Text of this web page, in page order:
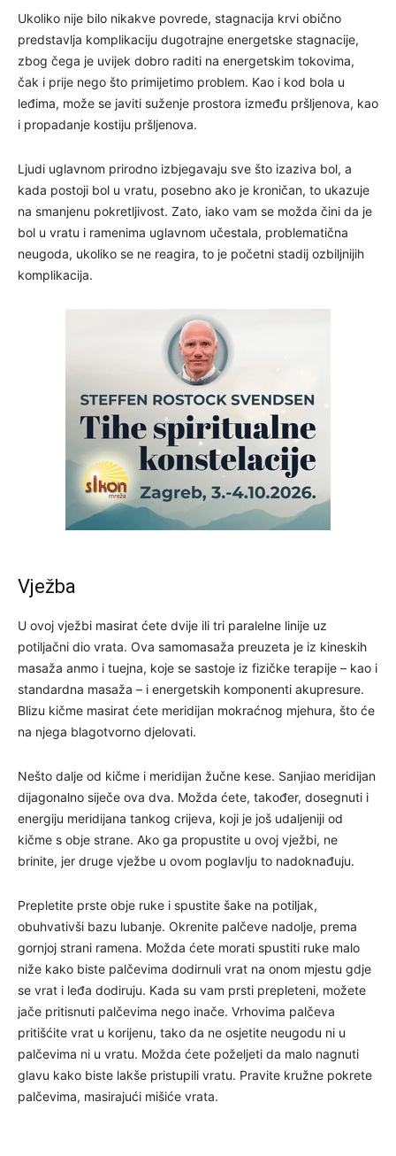
Ukoliko nije bilo nikakve povrede, stagnacija krvi obično
predstavlja komplikaciju dugotrajne energetske stagnacije,
zbog čega je uvijek dobro raditi na energetskim tokovima,
čak i prije nego što primijetimo problem. Kao i kod bola u
leđima, može se javiti suženje prostora između pršljenova, kao
i propadanje kostiju pršljenova.
Ljudi uglavnom prirodno izbjegavaju sve što izaziva bol, a
kada postoji bol u vratu, posebno ako je kroničan, to ukazuje
na smanjenu pokretljivost. Zato, iako vam se možda čini da je
bol u vratu i ramenima uglavnom učestala, problematična
neugoda, ukoliko se ne reagira, to je početni stadij ozbiljnijih
komplikacija.
Vježba
U ovoj vježbi masirat ćete dvije ili tri paralelne linije uz
potiljačni dio vrata. Ova samomasaža preuzeta je iz kineskih
masaža anmo i tuejna, koje se sastoje iz fizičke terapije – kao i
standardna masaža – i energetskih komponenti akupresure.
Blizu kičme masirat ćete meridijan mokraćnog mjehura, što će
na njega blagotvorno djelovati.
Nešto dalje od kičme i meridijan žučne kese. Sanjiao meridijan
dijagonalno siječe ova dva. Možda ćete, također, dosegnuti i
energiju meridijana tankog crijeva, koji je još udaljeniji od
kičme s obje strane. Ako ga propustite u ovoj vježbi, ne
brinite, jer druge vježbe u ovom poglavlju to nadoknađuju.
Prepletite prste obje ruke i spustite šake na potiljak,
obuhvativši bazu lubanje. Okrenite palčeve nadolje, prema
gornjoj strani ramena. Možda ćete morati spustiti ruke malo
niže kako biste palčevima dodirnuli vrat na onom mjestu gdje
se vrat i leđa dodiruju. Kada su vam prsti prepleteni, možete
jače pritisnuti palčevima nego inače. Vrhovima palčeva
pritišćite vrat u korijenu, tako da ne osjetite neugodu ni u
palčevima ni u vratu. Možda ćete poželjeti da malo nagnuti
glavu kako biste lakše pristupili vratu. Pravite kružne pokrete
palčevima, masirajući mišiće vrata.